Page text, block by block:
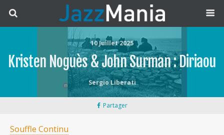
10 Juillet 2025
Kristen Noguès & John Surman : Diriaou
Sergio Liberati
Partager
Souffle Continu